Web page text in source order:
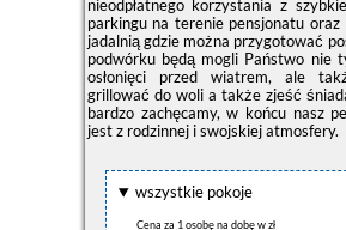
nieodpłatnego korzystania z
parkingu na terenie pensjonatu
jadalnią gdzie można przygotować
podwórku będą mogli Państwo nie
osłonięci przed wiatrem, ale
grillować do woli a także zjeść
bardzo zachęcamy, w końcu nasz
jest z rodzinnej i swojskiej atmosfery.
wszystkie pokoje
Cena za 1 osobę na dobę w zł